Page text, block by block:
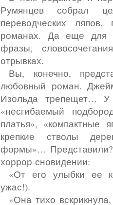
Румянцев собрал
переводческих
романах. Да еще для
фразы,
отрывках.
Вы, конечно, представляете, что такое переводной
любовный роман.
Изольда трепещет… У
«несгибаемый
платья», «компактные
крепкие стволы
формы»…
хоррор-сновидении:
«От его улыбки ее кости сделались мягкими» (какой
ужас!).
«Она тихо вскрикнула, когда их тела сошлись настолько